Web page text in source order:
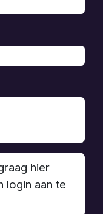
hier
login aan te